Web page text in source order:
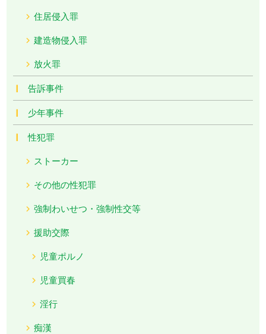
住居侵入罪
建造物侵入罪
放火罪
告訴事件
少年事件
性犯罪
ストーカー
その他の性犯罪
強制わいせつ・強制性交等
援助交際
児童ポルノ
児童買春
淫行
痴漢